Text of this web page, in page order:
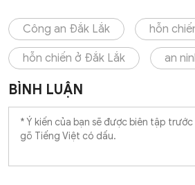
Công an Đắk Lắk hỗn
hỗn chiến ở Đắk Lắk an
BÌNH LUẬN